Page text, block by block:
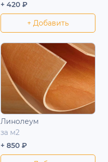
+ 420 ₽
+ Добавить
Линолеум
за м2
+ 850 ₽